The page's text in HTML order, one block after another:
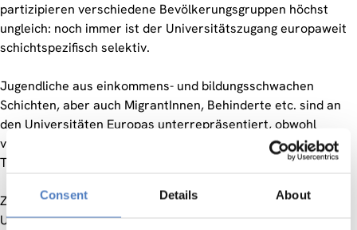
Consent Details About
partizipieren verschiedene Bevölkerungsgruppen höchst
ungleich: noch immer ist der Universitätszugang europaweit
schichtspezifisch selektiv.
Jugendliche aus einkommens- und bildungsschwachen
Schichten, aber auch MigrantInnen, Behinderte etc. sind an
den Universitäten Europas unterrepräsentiert, obwohl
vielfältige Maßnahmen, wie z. B. Stipendiensysteme, diesem
Trend entgegenwirken sollten.
Ziel des Forschungsprojekts ist die Barrieren des
Universitätszugangs in Europa theoretisch und empirisch